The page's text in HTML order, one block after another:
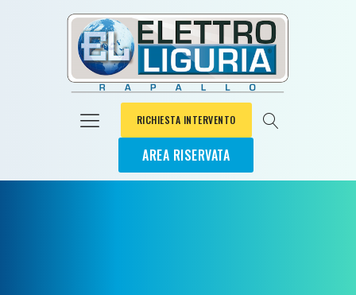
RICHIESTA INTERVENTO
AREA RISERVATA